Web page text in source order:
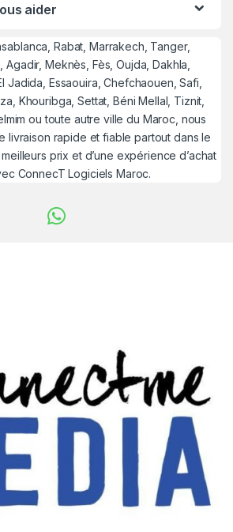
aider
Rabat, Marrakech, Tanger,
Agadir, Meknès, Fès, Oujda, Dakhla,
Jadida, Essaouira, Chefchaouen, Safi,
Khouribga, Settat, Béni Mellal, Tiznit,
ou toute autre ville du Maroc, nous
livraison rapide et fiable partout dans le
prix et d’une expérience d’achat
ConnecT Logiciels Maroc.